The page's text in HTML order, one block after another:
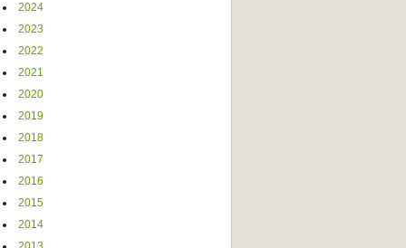
2024
2023
2022
2021
2020
2019
2018
2017
2016
2015
2014